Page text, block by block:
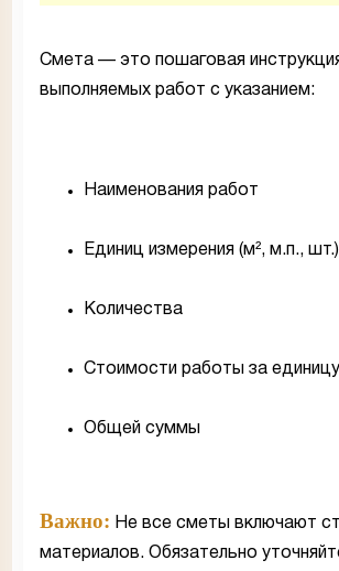
Смета — это пошаговая
выполняемых работ с указанием:
Наименования работ
Единиц измерения (м², м.п., шт.)
Количества
Стоимости работы за единицу
Общей суммы
Важно: Не все сметы включают
материалов. Обязательно